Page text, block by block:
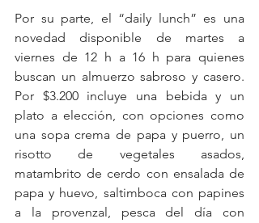
Por su parte, el “daily lunch” es una
novedad disponible de martes a
viernes de 12 h a 16 h para quienes
buscan un almuerzo sabroso y casero.
Por $3.200 incluye una bebida y un
plato a elección, con opciones como
una sopa crema de papa y puerro, un
risotto de vegetales asados,
matambrito de cerdo con ensalada de
papa y huevo, saltimboca con papines
a la provenzal, pesca del día con